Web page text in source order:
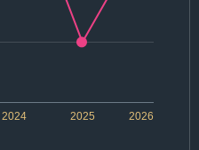
2024 2026
2025